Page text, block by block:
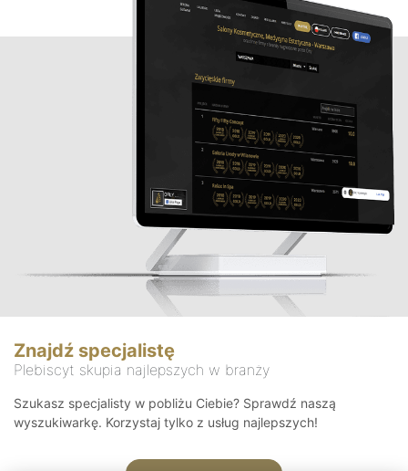
Znajdź specjalistę
Plebiscyt skupia najlepszych w branży
Szukasz specjalisty w pobliżu Ciebie? Sprawdź naszą
wyszukiwarkę. Korzystaj tylko z usług najlepszych!